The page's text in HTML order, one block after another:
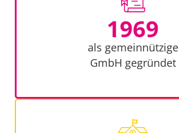
1969
als gemeinnützige
GmbH gegründet